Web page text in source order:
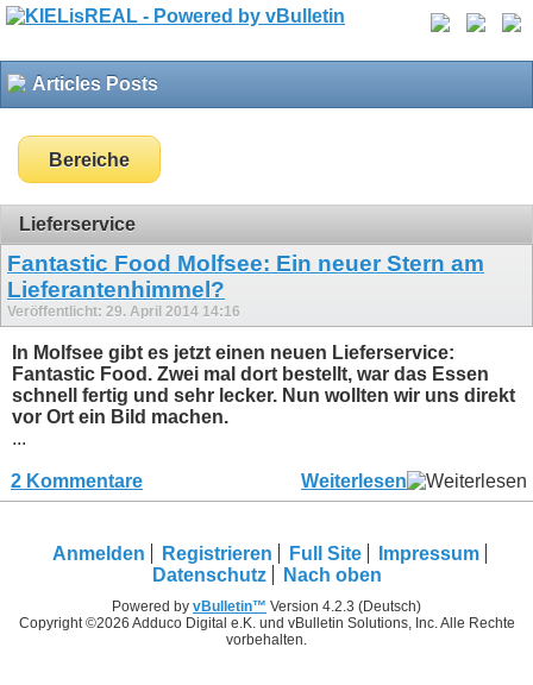
Articles Posts
Bereiche
Lieferservice
Fantastic Food Molfsee: Ein neuer Stern am
Lieferantenhimmel?
Veröffentlicht: 29. April 2014 14:16
In Molfsee gibt es jetzt einen neuen Lieferservice:
Fantastic Food. Zwei mal dort bestellt, war das Essen
schnell fertig und sehr lecker. Nun wollten wir uns direkt
vor Ort ein Bild machen.
...
2 Kommentare Weiterlesen
Anmelden Registrieren Full Site
Impressum
Datenschutz
Nach oben
Powered by vBulletin™ Version 4.2.3 (Deutsch)
Copyright ©2026 Adduco Digital e.K. und vBulletin Solutions, Inc. Alle Rechte
vorbehalten.